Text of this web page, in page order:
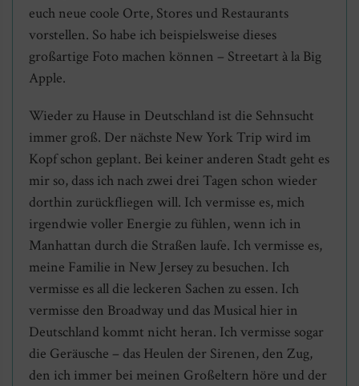
euch neue coole Orte, Stores und Restaurants
vorstellen. So habe ich beispielsweise dieses
großartige Foto machen können – Streetart à la Big
Apple.
Wieder zu Hause in Deutschland ist die Sehnsucht
immer groß. Der nächste New York Trip wird im
Kopf schon geplant. Bei keiner anderen Stadt geht es
mir so, dass ich nach zwei drei Tagen schon wieder
dorthin zurückfliegen will. Ich vermisse es, mich
irgendwie voller Energie zu fühlen, wenn ich in
Manhattan durch die Straßen laufe. Ich vermisse es,
meine Familie in New Jersey zu besuchen. Ich
vermisse es all die leckeren Sachen zu essen. Ich
vermisse den Broadway und das Musical hier in
Deutschland kommt nicht heran. Ich vermisse sogar
die Geräusche – das Heulen der Sirenen, den Zug,
den ich immer bei meinen Großeltern höre und der